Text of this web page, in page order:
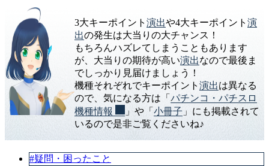
3大キーポイント 演出や4大キーポイント 演
出の発生は大当りの大チャンス！
もちろんハズレてしまうこともあります
が、大当りの期待が高い演出なので最後ま
でしっかり見届けましょう！
機種それぞれでキーポイント 演出は異なる
ので、気になる方は「 パチンコ・パチスロ
機種情報
」や「 小冊子 」にも掲載されて
いるので是非ご覧くださいね♪
#疑問・困ったこと